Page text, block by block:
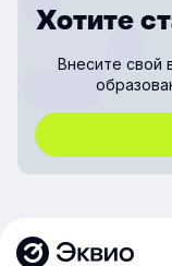
Хотите
Внесите свой